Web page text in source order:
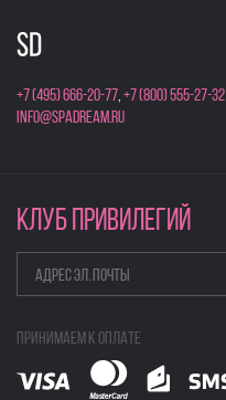
+7 (495) 666-20-77,+7 (800) 555-27-32
info@spadream.ru
КЛУБ ПРИВИЛЕГИЙ
Принимаем к оплате